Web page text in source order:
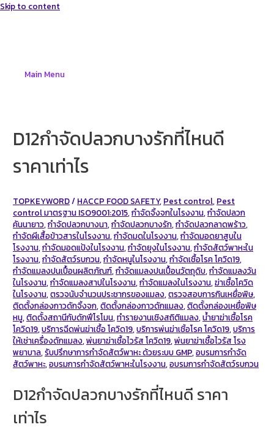
Skip to content
Main Menu
D12กำจัดปลวกบางรักที่ไหนดี
ราคาเท่าไร
TOPKEYWORD/ HACCP FOOD SAFETY, Pest control, Pest
control มาตรฐาน ISO9001:2015,กำจัดจิ้งจกในโรงงาน,กำจัดปลวก
คันนายาว,กำจัดปลวกบางนา,กำจัดปลวกบางรัก,กำจัดปลวกลาดพร้าว,
กำจัดผีเสื้อข้าวสารในโรงงาน,กำจัดมดในโรงงาน,กำจัดมอดยาสูบใน
โรงงาน,กำจัดมอดแป้งในโรงงาน,กำจัดยุงในโรงงาน,กำจัดสัตว์พาหะใน
โรงงาน,กำจัดสัตว์รบกวน,กำจัดหนูในโรงงาน,กำจัดเชื้อโรค โควิด19,
กำจัดแมลงปนเปื้อนผลิตภัณฑ์,กำจัดแมลงปนเปื้อนวัตถุดิบ,กำจัดแมลงวัน
ในโรงงาน,กำจัดแมลงสาปในโรงงาน,กำจัดแมลงในโรงงาน,ฆ่าเชื้อโควิด
ในโรงงาน,ตรวจนับจำนวนประชากรของแมลง,ตรวจสอบการกินเหยื่อพิษ,
ติดตั้งกล่องกาวดักจิ้งจก,ติดตั้งกล่องกาวดักแมลง,ติดตั้งกล่องเหยื่อพิษ
หนู,ติดตั้งสถานีกับดักฟีโรโมน,ทำรายงานเชิงสถิติแมลง,น้ำยาฆ่าเชื้อโรค
โควิด19,บริการฉีดพ่นฆ่าเชื้อ โควิด19,บริการพ่นฆ่าเชิ้อโรค โควิด19,บริการ
ให้เช่าเครื่องดักแมลง,พ่นยาฆ่าเชื้อไวรัส โควิด19,พ่นยาฆ่าเชื้อไวรัส โรง
พยาบาล,รับปรึกษาการกำจัดสัตว์พาหะ ด้วยระบบ GMP,อบรมการกำจัด
สัตว์พาหะ,อบรมการกำจัดสัตว์พาหะในโรงงาน,อบรมการกำจัดสัตว์รบกวน
D12กำจัดปลวกบางรักที่ไหนดี ราคา
เท่าไร